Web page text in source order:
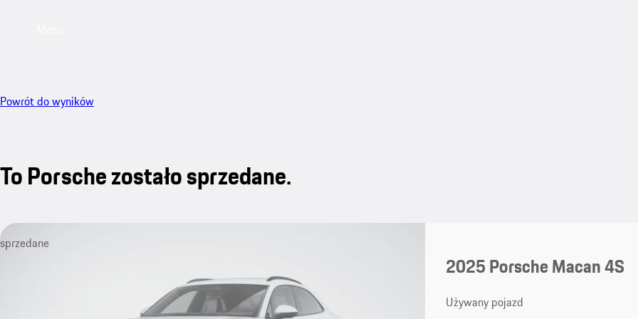
Powrót do wyników
To Porsche zostało sprzedane.
sprzedane
2025 Porsche Macan 4S
Używany pojazd